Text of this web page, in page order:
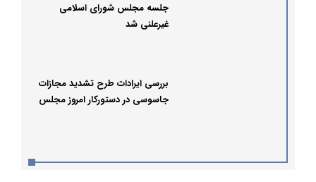
جلسه مجلس شورای اسلامی
غیرعلنی شد
بررسی ایرادات طرح تشدید مجازات
جاسوسی در دستورکار امروز مجلس